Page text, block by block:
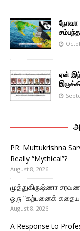
நோவா
ஏன்
PR: Muttukrishna
Really “Mythical”?
August 8, 2026
முத்துகிருஷ்ணா
ஒரு “கற்பனைக்
August 8, 2026
A Response to